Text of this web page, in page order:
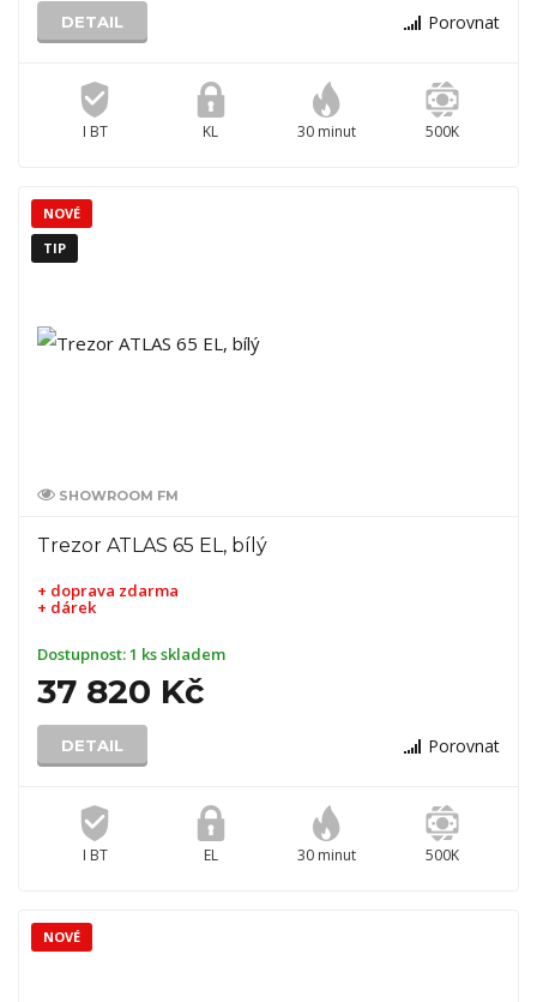
DETAIL Porovnat
I BT KL 30 minut 500K
SHOWROOM FM
Trezor ATLAS 65 EL, bílý
+ doprava zdarma
+ dárek
Dostupnost:1 ks skladem
37 820 Kč
DETAIL Porovnat
I BT EL 30 minut 500K
NOVÉ
TIP
NOVÉ